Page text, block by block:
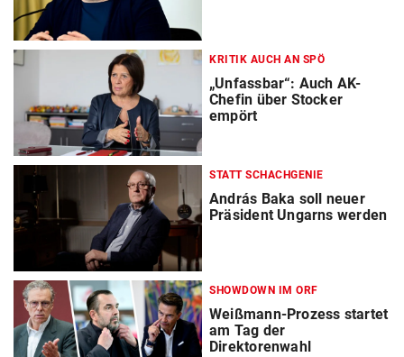
KRITIK AUCH AN SPÖ
„Unfassbar“: Auch AK-
Chefin über Stocker
empört
STATT SCHACHGENIE
András Baka soll neuer
Präsident Ungarns werden
SHOWDOWN IM ORF
Weißmann-Prozess startet
am Tag der
Direktorenwahl